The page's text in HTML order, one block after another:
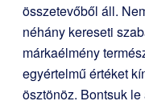
összetevőből áll.
néhány kereseti
márkaélmény
egyértelmű értéket
ösztönöz. Bontsuk